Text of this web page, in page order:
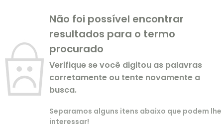
Não foi possível encontrar
resultados para o termo
procurado
Verifique se você digitou as palavras
corretamente ou tente novamente a
busca.
Separamos alguns itens abaixo que podem lhe
interessar!